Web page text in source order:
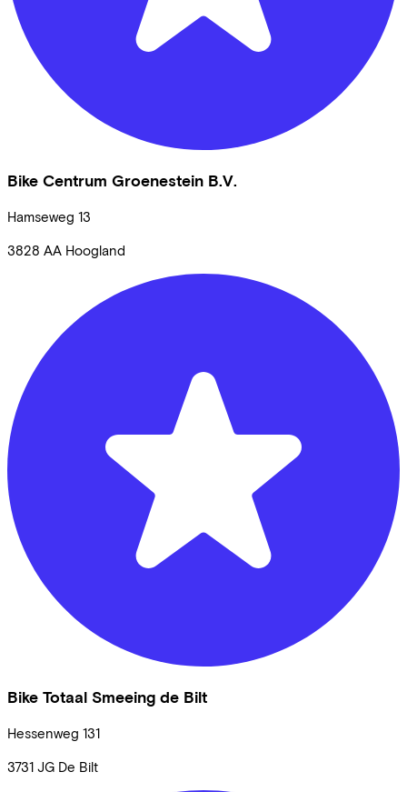
Bike Centrum Groenestein B.V.
Hamseweg 13
3828 AA Hoogland
Bike Totaal Smeeing de Bilt
Hessenweg 131
3731 JG De Bilt